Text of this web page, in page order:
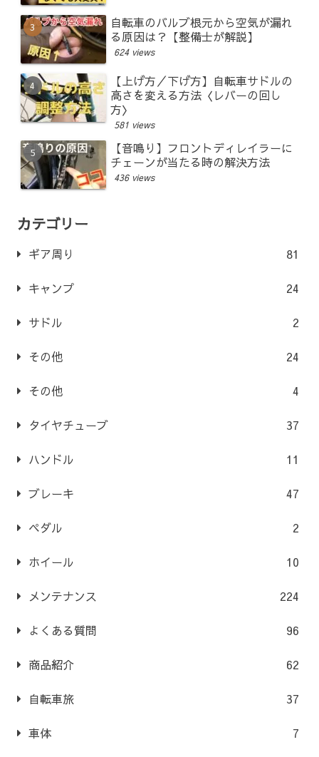
自転車のバルブ根元から空気が漏れ
る原因は？【整備士が解説】
624 views
【上げ方／下げ方】自転車サドルの
高さを変える方法〈レバーの回し
方〉
581 views
【音鳴り】フロントディレイラーに
チェーンが当たる時の解決方法
436 views
カテゴリー
ギア周り 81
キャンプ 24
サドル 2
その他 24
その他 4
タイヤチューブ 37
ハンドル 11
ブレーキ 47
ペダル 2
ホイール 10
メンテナンス 224
よくある質問 96
商品紹介 62
自転車旅 37
車体 7